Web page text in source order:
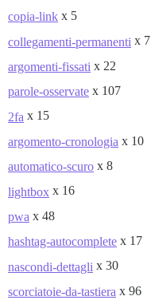
copia-link x 5
collegamenti-permanenti x 7
argomenti-fissati x 22
parole-osservate x 107
2fa x 15
argomento-cronologia x 10
automatico-scuro x 8
lightbox x 16
pwa x 48
hashtag-autocomplete x 17
nascondi-dettagli x 30
scorciatoie-da-tastiera x 96